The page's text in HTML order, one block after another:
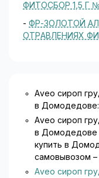
ФИТОСБОР 1,5 Г
- ФР-ЗОЛОТОЙ
ОТРАВЛЕНИЯХ
Aveo сироп
в
Aveo сироп
в Домодедове
купить в
самовывозом
Aveo сироп